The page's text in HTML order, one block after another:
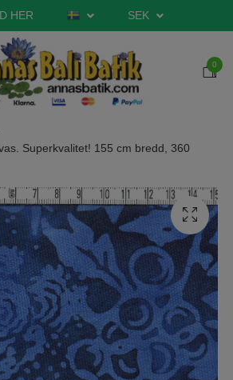
HER SEK
0
Superkvalitet! 155 cm bredd, 360